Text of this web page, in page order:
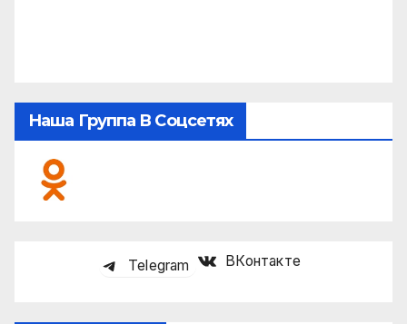
Наша Группа В Соцсетях
Telegram ВКонтакте